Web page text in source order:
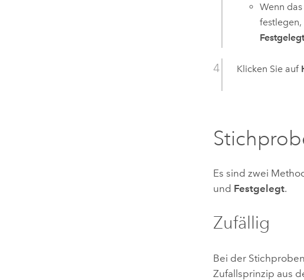
Wenn
Festgelegt
Klicken Sie auf
Es sind zwei
und Festgelegt.
Zufällig
Bei der
Zufallsprinzip aus